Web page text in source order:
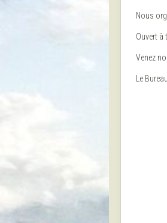
Nous
Ouvert à
Venez
Le Bureau